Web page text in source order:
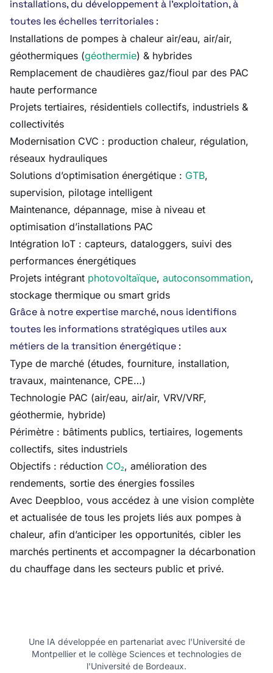
installations, du développement à l’exploitation, à
toutes les échelles territoriales :
Installations de pompes à chaleur air/eau, air/air,
géothermiques (géothermie) & hybrides
Remplacement de chaudières gaz/fioul par des PAC
haute performance
Projets tertiaires, résidentiels collectifs, industriels &
collectivités
Modernisation CVC : production chaleur, régulation,
réseaux hydrauliques
Solutions d’optimisation énergétique : GTB,
supervision, pilotage intelligent
Maintenance, dépannage, mise à niveau et
optimisation d’installations PAC
Intégration IoT : capteurs, dataloggers, suivi des
performances énergétiques
Projets intégrant photovoltaïque, autoconsommation,
stockage thermique ou smart grids
Grâce à notre expertise marché, nous identifions
toutes les informations stratégiques utiles aux
métiers de la transition énergétique :
Type de marché (études, fourniture, installation,
travaux, maintenance, CPE…)
Technologie PAC (air/eau, air/air, VRV/VRF,
géothermie, hybride)
Périmètre : bâtiments publics, tertiaires, logements
collectifs, sites industriels
Objectifs : réduction CO₂, amélioration des
rendements, sortie des énergies fossiles
Avec Deepbloo, vous accédez à une vision complète
et actualisée de tous les projets liés aux pompes à
chaleur, afin d’anticiper les opportunités, cibler les
marchés pertinents et accompagner la décarbonation
du chauffage dans les secteurs public et privé.
Une IA développée en partenariat avec l'Université de
Montpellier et le collège Sciences et technologies de
l'Université de Bordeaux.